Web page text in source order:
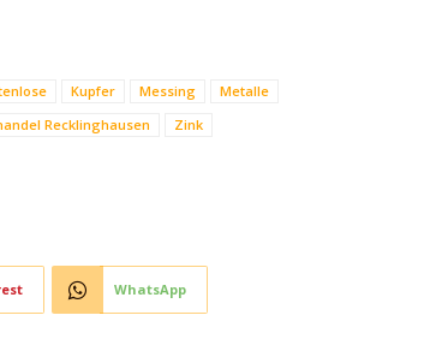
Kupfer Messing
Metalle
Recklinghausen Zink
WhatsApp